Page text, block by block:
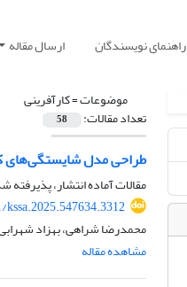
راهنمای نویسندگان ارسال مقاله
موضوعات =کارآفرینی
تعداد مقالات: 58
طراحی مدل شایستگی‌های
مقالات آماده انتشار، پذیرفته
kssa.2025.547634.3312
محمدرضا شراهی، بهزاد
مشاهده مقاله